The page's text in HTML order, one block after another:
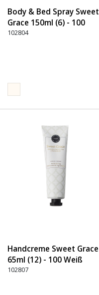
Body & Bed Spray Sweet
Grace 150ml (6) - 100
Weiß
102804
Handcreme Sweet Grace
65ml (12) - 100 Weiß
102807